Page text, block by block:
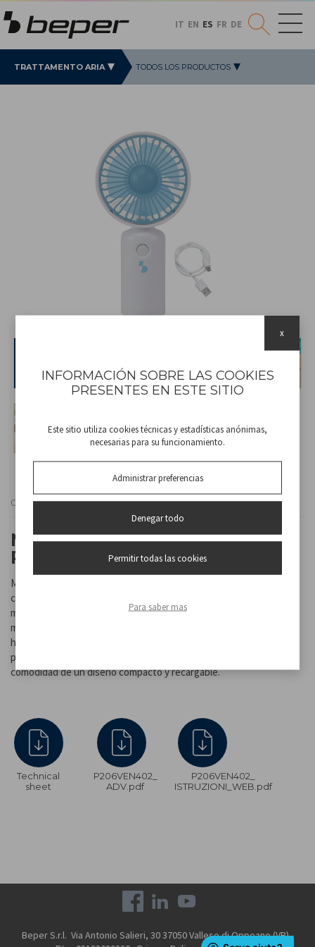
IT EN ES FR DE
TRATTAMENTO ARIA TODOS LOS PRODUCTOS
Cod P206VEN402
MINI VENTILADOR
RECARGABLE
Mini ventilador portátil con 3 velocidades seleccionables para un
confort personalizado. Equipado con una batería de litio de 200
mAh, garantiza una autonomía de funcionamiento de hasta 40-60
minutos con una sola carga. El tiempo de recarga es de unas 3
horas, mediante el práctico cable USB tipo C incluido en el
paquete. Perfecto para refrescarte estés donde estés, con la
comodidad de un diseño compacto y recargable.
Technical
sheet
P206VEN402_
ADV.pdf
P206VEN402_
ISTRUZIONI_WEB.pdf
Beper S.r.l. Via Antonio Salieri, 30 37050 Vallese di Oppeano (VR) -
INFORMACIÓN SOBRE LAS COOKIES
PRESENTES EN ESTE SITIO
Este sitio utiliza cookies técnicas y estadísticas anónimas,
necesarias para su funcionamiento.
Administrar preferencias
Denegar todo
Permitir todas las cookies
Para saber mas
x